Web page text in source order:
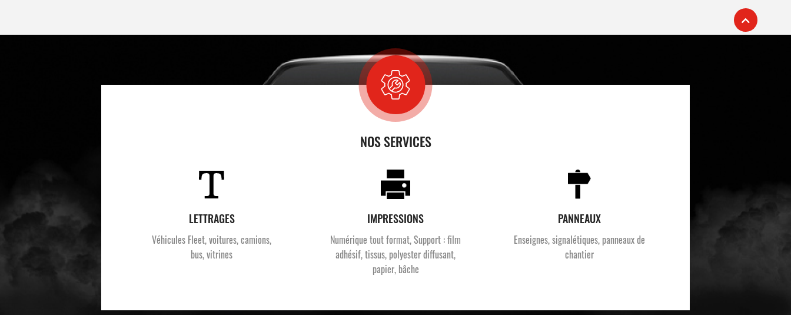
NOS SERVICES
LETTRAGES
Véhicules Fleet, voitures, camions,
bus, vitrines
IMPRESSIONS
Numérique tout format, Support : film
adhésif, tissus, polyester diffusant,
papier, bâche
PANNEAUX
Enseignes, signalétiques, panneaux de
chantier